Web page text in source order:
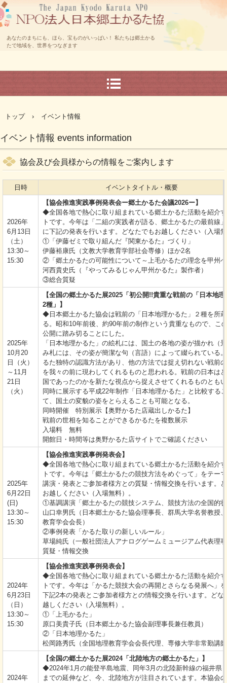
あなたのまちにも、ほら、宝ものがいっぱい！ 私たちは郷土かる
たで地域を、世界をつなぎます
トップ › イベント情報
イベント情報 events information
協会及び会員様からの情報をご案内します
日時 イベントタイトル・概要
2026年
6月13日
（土）
13:30～
15:30
【協会推進実践事例発表会ー郷土かるた会議2026ー】
◆全国各地で熱心に取り組まれている郷土かるた活動を紹介
トです。今年は「二組の実践者が語る、郷土かるたの最前線
に下記の発表を行います。どなたでもお越しください（入場
①「伊藤ゼミで取り組んだ『関東かるた』づくり」
伊藤裕康氏（文教大学教育学部社会専修）ほか2名
②「郷土かるたの可能性について～上毛かるたの理念を甲州
河西貴史氏（『やってみるじゃん甲州かるた』製作者）
③総合質疑
2025年
10月20
日（火）
～11月
21日
（火）
【全国の郷土かるた展2025「初公開!!貴重な戦前の「日本地
2種」】
◆日本郷土かるた協会は戦前の「日本地理かるた」２種を所
る。昭和10年前後、約90年前の制作という貴重なもので、こ
公開に踏み切ることにした。
「日本地理かるた」の絵札には、国土の各地の姿が描かれ（
み札には、その姿が簡潔な句（言語）によって綴られている
るた独特の認識方法があり、他の方法では捉え切れない戦前
を我々の前に現わしてくれるものと思われる。戦前の日本は
国であったのかを新たな視点から捉えさせてくれるものとも
同時に展示する平成22年制作「日本地理かるた」と比較する
て、国土の変貌の姿をとらえることも可能となる。
同時開催 特別展示【奥野かるた店蔵出しかるた】
戦前の世相を知ることができるかるたを複数展示
入場料 無料
開館日・時間等は奥野かるた店サイトでご確認ください
2025年
6月22日
(日)
13:30～
15:30
【協会推進実践事例発表会】
◆全国各地で熱心に取り組まれている郷土かるた活動を紹介
トです。今年は「郷土かるたの競技方法をめぐって」をテー
講演・発表とご参加者様方との質疑・情報交換を行います。
お越しください（入場無料）。
①基調講演「郷土かるたの競技システム、競技方法の全国的
山口幸男氏（日本郷土かるた協会理事長、群馬大学名誉教授
教育学会会長）
②事例発表「かるた取りの新しいルール」
草場純氏（一般社団法人アナログゲームミュージアム代表理
質疑・情報交換
2024年
6月23日
（日）
13:30～
15:30
【協会推進実践事例発表会】
◆全国各地で熱心に取り組まれている郷土かるた活動を紹介
トです。今年は「かるた競技大会の再開とさらなる発展へ」
下記2本の発表とご参加者様方との情報交換を行います。どな
越しください（入場無料）。
①「上毛かるた」
原口美貴子氏（日本郷土かるた協会副理事長兼任教員）
②「日本地理かるた」
松岡路秀氏（全国地理教育学会会長代理、専修大学非常勤講
2024年
【全国の郷土かるた展2024「北陸地方の郷土かるた」】
◆2024年1月の能登半島地震、同年3月の北陸新幹線の福井県
までの延伸など、今、北陸地方が注目されています。本協会